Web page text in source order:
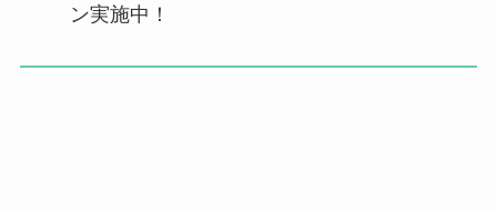
ン実施中！